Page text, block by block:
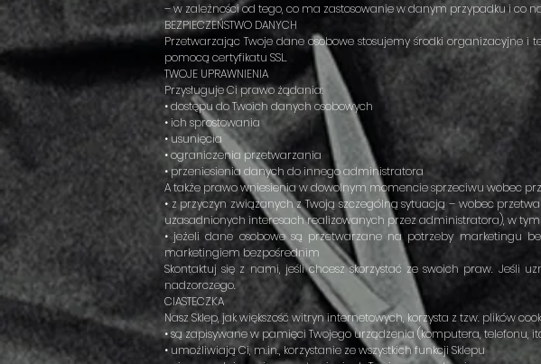
– w zależności od tego, co ma zastosowanie w danym przypadku i co
BEZPIECZEŃSTWO DANYCH
Przetwarzając Twoje dane osobowe stosujemy środki organizacyjne
pomocą certyfikatu SSL.
TWOJE UPRAWNIENIA
Przysługuje Ci prawo żądania:
• dostępu do Twoich danych osobowych
• ich sprostowania
• usunięcia
• ograniczenia przetwarzania
• przeniesienia danych do innego administratora
A także prawo wniesienia w dowolnym momencie sprzeciwu wobec
• z przyczyn związanych z Twoją szczególną sytuacją – wobec
uzasadnionych interesach realizowanych przez administratora), w
• jeżeli dane osobowe są przetwarzane na potrzeby marketingu
marketingiem bezpośrednim
Skontaktuj się z nami, jeśli chcesz skorzystać ze swoich praw. Jeśli
nadzorczego.
CIASTECZKA
Nasz Sklep, jak większość witryn internetowych, korzysta z tzw. plików
• są zapisywane w pamięci Twojego urządzenia (komputera, telefonu,
• umożliwiają Ci, m.in., korzystanie ze wszystkich funkcji Sklepu